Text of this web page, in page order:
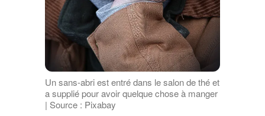
Un sans-abri est entré dans le salon de thé et
a supplié pour avoir quelque chose à manger
| Source : Pixabay